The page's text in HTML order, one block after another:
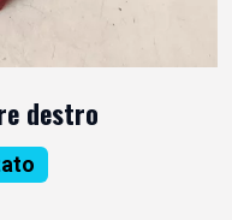
destro